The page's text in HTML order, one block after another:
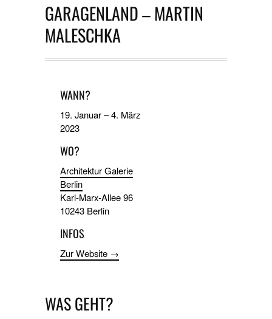
GARAGENLAND – MARTIN
MALESCHKA
WANN?
19. Januar–4. März
2023
WO?
Architektur Galerie
Berlin
Karl-Marx-Allee 96
10243 Berlin
INFOS
Zur Website →
WAS GEHT?